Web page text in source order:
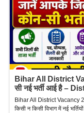
Bihar All District
सी नई भर्ती आई है –
Bihar All District Vacancy
किसी न किसी विभाग में नई